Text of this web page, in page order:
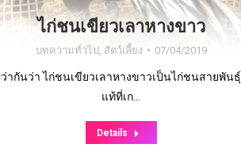
ไก่ชนเขียวเลาหางขาว
บทความทั่วไป สัตว์เลี้ยง 07/04/2019
ว่ากันว่า ไก่ชนเขียวเลาหางขาวเป็นไก่ชนสายพันธุ์
แท้ที่เก…
Details